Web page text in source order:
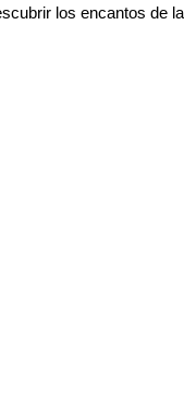
los encantos de